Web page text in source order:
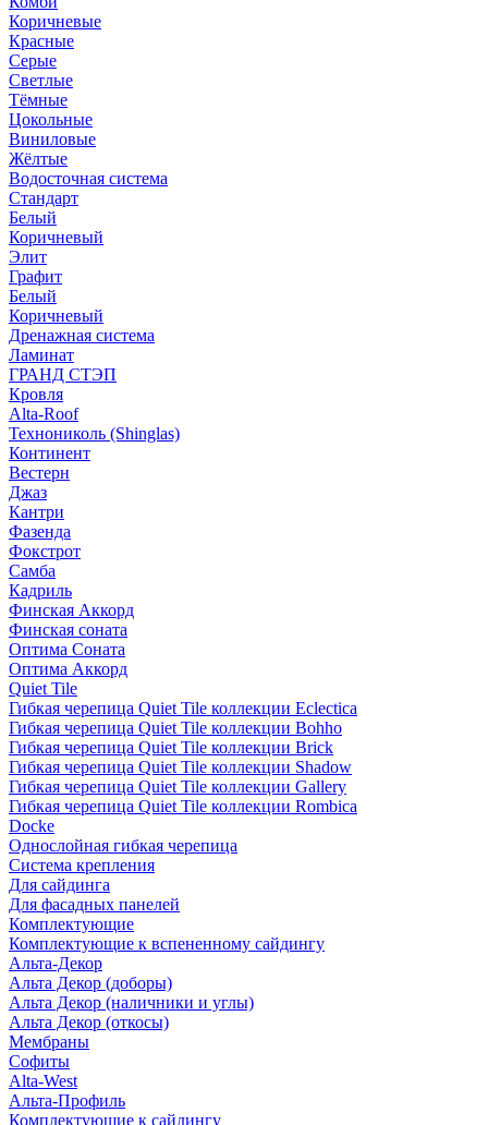
Коричневые
Красные
Серые
Светлые
Тёмные
Цокольные
Виниловые
Жёлтые
Водосточная система
Стандарт
Белый
Коричневый
Элит
Графит
Белый
Коричневый
Дренажная система
Ламинат
ГРАНД СТЭП
Кровля
Alta-Roof
Технониколь (Shinglas)
Континент
Вестерн
Джаз
Кантри
Фазенда
Фокстрот
Самба
Кадриль
Финская Аккорд
Финская соната
Оптима Соната
Оптима Аккорд
Quiet Tile
Гибкая черепица Quiet Tile коллекции Eclectica
Гибкая черепица Quiet Tile коллекции Bohho
Гибкая черепица Quiet Tile коллекции Brick
Гибкая черепица Quiet Tile коллекции Shadow
Гибкая черепица Quiet Tile коллекции Gallery
Гибкая черепица Quiet Tile коллекции Rombica
Docke
Однослойная гибкая черепица
Система крепления
Для сайдинга
Для фасадных панелей
Комплектующие
Комплектующие к вспененному сайдингу
Альта-Декор
Альта Декор (доборы)
Альта Декор (наличники и углы)
Альта Декор (откосы)
Мембраны
Софиты
Alta-West
Альта-Профиль
Комплектующие к сайдингу